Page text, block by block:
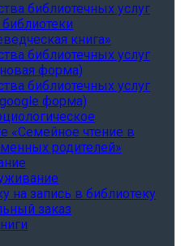
библиотечных услуг
книга»
библиотечных услуг
форма)
библиотечных услуг
форма)
«Семейное чтение в
родителей»
на запись в библиотеку
заказ